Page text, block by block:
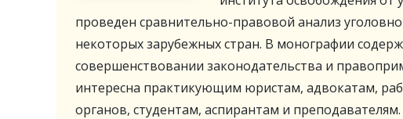
проведен сравнительно-правовой анализ
некоторых зарубежных стран. В монографии
совершенствовании законодательства и
интересна практикующим юристам, адвокатам,
органов, студентам, аспирантам и преподавателям.